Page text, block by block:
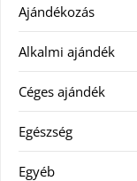
Ajándékozás
Alkalmi ajándék
Céges ajándék
Egészség
Egyéb